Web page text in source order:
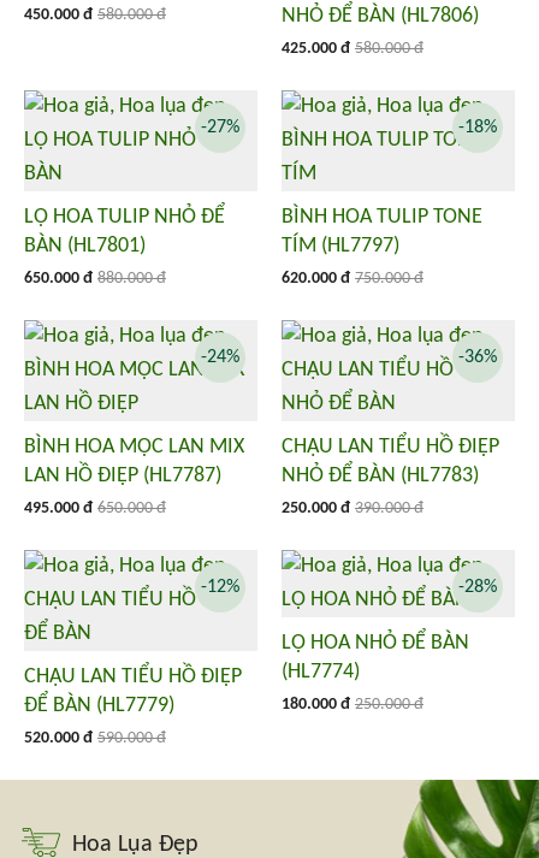
450.000 đ 580.000 đ
NHỎ ĐỂ BÀN (HL7806)
425.000 đ 580.000 đ
LỌ HOA TULIP NHỎ ĐỂ
BÀN (HL7801)
650.000 đ 880.000 đ
-27%
BÌNH HOA TULIP TONE
TÍM (HL7797)
620.000 đ 750.000 đ
-18%
BÌNH HOA MỘC LAN MIX
LAN HỒ ĐIỆP (HL7787)
495.000 đ 650.000 đ
-24%
CHẬU LAN TIỂU HỒ ĐIỆP
NHỎ ĐỂ BÀN (HL7783)
250.000 đ 390.000 đ
-36%
CHẬU LAN TIỂU HỒ ĐIỆP
ĐỂ BÀN (HL7779)
520.000 đ 590.000 đ
-12%
LỌ HOA NHỎ ĐỂ BÀN
(HL7774)
180.000 đ 250.000 đ
-28%
Hoa Lụa Đẹp